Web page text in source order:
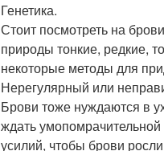
Генетика.
Стоит посмотреть на
природы тонкие, редкие,
некоторые методы для
Нерегулярный или
Брови тоже нуждаются в
ждать
усилий, чтобы брови